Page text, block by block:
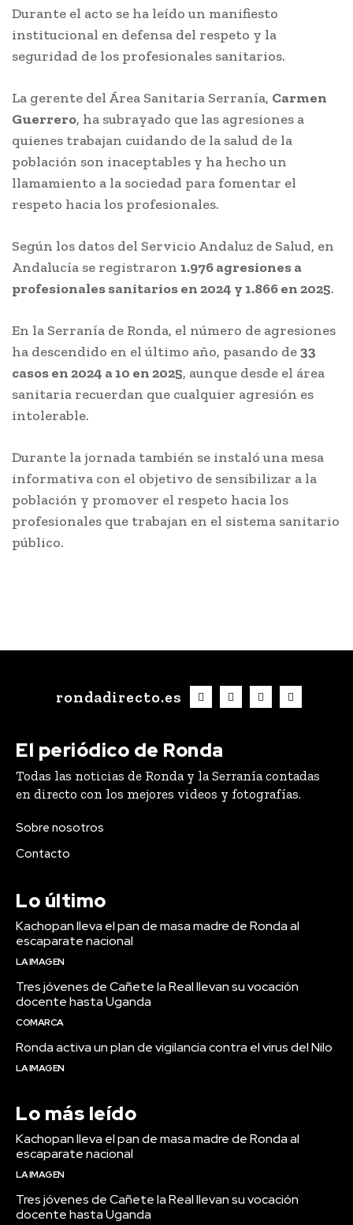
Durante el acto se ha leído un manifiesto
institucional en defensa del respeto y la
seguridad de los profesionales sanitarios.
La gerente del Área Sanitaria Serranía, Carmen
Guerrero, ha subrayado que las agresiones a
quienes trabajan cuidando de la salud de la
población son inaceptables y ha hecho un
llamamiento a la sociedad para fomentar el
respeto hacia los profesionales.
Según los datos del Servicio Andaluz de Salud, en
Andalucía se registraron 1.976 agresiones a
profesionales sanitarios en 2024 y 1.866 en 2025.
En la Serranía de Ronda, el número de agresiones
ha descendido en el último año, pasando de33
casos en 2024 a 10 en 2025, aunque desde el área
sanitaria recuerdan que cualquier agresión es
intolerable.
Durante la jornada también se instaló una mesa
informativa con el objetivo de sensibilizar a la
población y promover el respeto hacia los
profesionales que trabajan en el sistema sanitario
público.
rondadirecto.es
El periódico de Ronda
Todas las noticias de Ronda y la Serranía contadas
en directo con los mejores videos y fotografías.
Sobre nosotros
Contacto
Lo último
Kachopan lleva el pan de masa madre de Ronda al
escaparate nacional
LA IMAGEN
Tres jóvenes de Cañete la Real llevan su vocación
docente hasta Uganda
COMARCA
Ronda activa un plan de vigilancia contra el virus del Nilo
LA IMAGEN
Lo más leído
Kachopan lleva el pan de masa madre de Ronda al
escaparate nacional
LA IMAGEN
Tres jóvenes de Cañete la Real llevan su vocación
docente hasta Uganda